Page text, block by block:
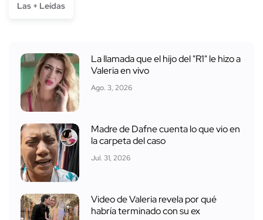
Las + Leídas
La llamada que el hijo del "R1" le hizo a
Valeria en vivo
Ago. 3, 2026
Madre de Dafne cuenta lo que vio en
la carpeta del caso
Jul. 31, 2026
Video de Valeria revela por qué
habría terminado con su ex